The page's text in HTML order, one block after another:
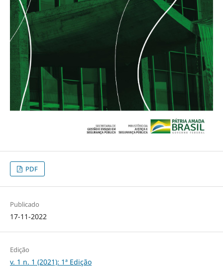
PDF
Publicado
17-11-2022
Edição
v. 1 n. 1 (2021): 1ª Edição